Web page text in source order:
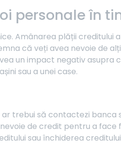
personale în
Amânarea plății
că veți avea nevoie de
un impact negativ
sau a unei case.
trebui să contactezi banca
de credit pentru a
sau închiderea